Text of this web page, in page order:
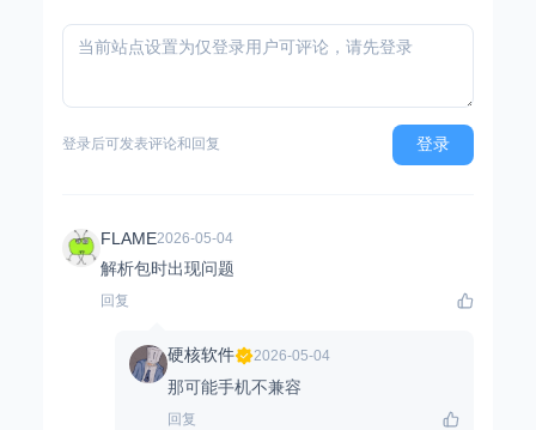
登录后可发表评论和回复 登录
FLAME2026-05-04
解析包时出现问题
回复
硬核软件 2026-05-04
那可能手机不兼容
回复